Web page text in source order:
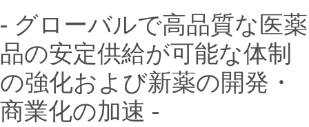
- グローバルで高品質な医薬
品の安定供給が可能な体制
の強化および新薬の開発・
商業化の加速 -